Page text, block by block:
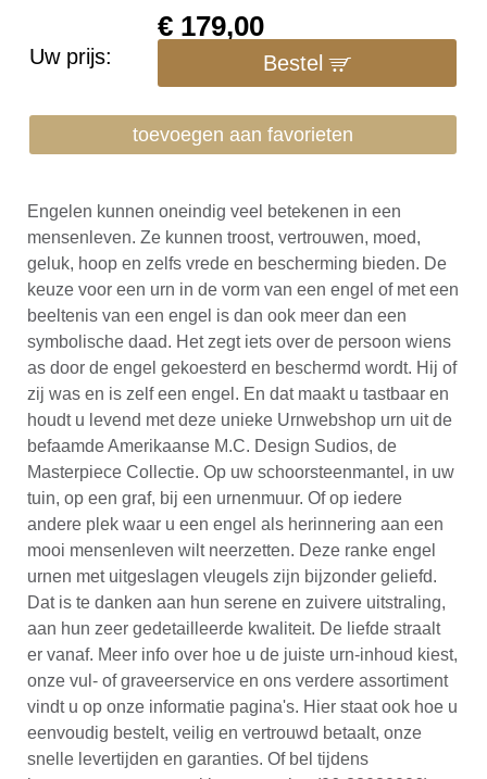
Uw prijs:
€ 179,00
Bestel
toevoegen aan favorieten
Engelen kunnen oneindig veel betekenen in een
mensenleven. Ze kunnen troost, vertrouwen, moed,
geluk, hoop en zelfs vrede en bescherming bieden. De
keuze voor een urn in de vorm van een engel of met een
beeltenis van een engel is dan ook meer dan een
symbolische daad. Het zegt iets over de persoon wiens
as door de engel gekoesterd en beschermd wordt. Hij of
zij was en is zelf een engel. En dat maakt u tastbaar en
houdt u levend met deze unieke Urnwebshop urn uit de
befaamde Amerikaanse M.C. Design Sudios, de
Masterpiece Collectie. Op uw schoorsteenmantel, in uw
tuin, op een graf, bij een urnenmuur. Of op iedere
andere plek waar u een engel als herinnering aan een
mooi mensenleven wilt neerzetten. Deze ranke engel
urnen met uitgeslagen vleugels zijn bijzonder geliefd.
Dat is te danken aan hun serene en zuivere uitstraling,
aan hun zeer gedetailleerde kwaliteit. De liefde straalt
er vanaf. Meer info over hoe u de juiste urn-inhoud kiest,
onze vul- of graveerservice en ons verdere assortiment
vindt u op onze informatie pagina's. Hier staat ook hoe u
eenvoudig bestelt, veilig en vertrouwd betaalt, onze
snelle levertijden en garanties. Of bel tijdens